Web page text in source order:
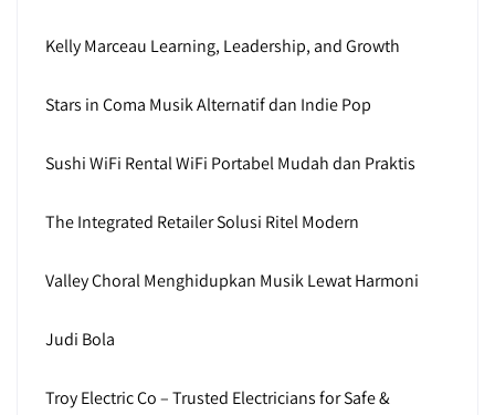
Kelly Marceau Learning, Leadership, and Growth
Stars in Coma Musik Alternatif dan Indie Pop
Sushi WiFi Rental WiFi Portabel Mudah dan Praktis
The Integrated Retailer Solusi Ritel Modern
Valley Choral Menghidupkan Musik Lewat Harmoni
Judi Bola
Troy Electric Co – Trusted Electricians for Safe &